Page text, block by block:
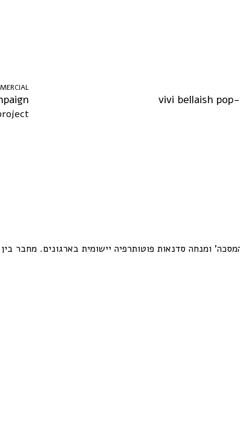
vivi bellaish
ומנחה סדנאות פוטותרפיה יישומית בארגונים. מחבר בין